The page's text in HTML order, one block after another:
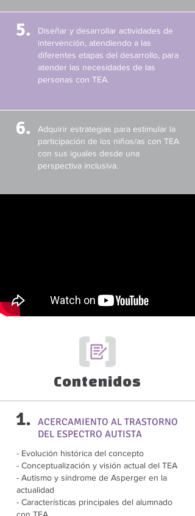
5.
Diseñar y desarrollar actividades de
intervención, atendiendo a las
diferentes etapas del desarrollo, para
atender las necesidades de las
personas con TEA.
6.
Adquirir estrategias para estimular la
participación de los niños/as con TEA
con sus iguales desde una
perspectiva inclusiva.
1. ACERCAMIENTO AL TRASTORNO
DEL ESPECTRO AUTISTA
- Evolución histórica del concepto
- Conceptualización y visión actual del TEA
- Autismo y síndrome de Asperger en la
actualidad
- Características principales del alumnado
Contenidos